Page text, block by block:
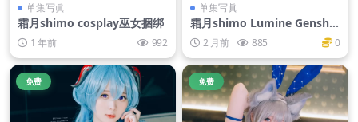
单集写眞
霜月shimo cosplay巫女捆绑
1 年前 992
单集写眞
霜月shimo Lumine Genshin
[18P-61M]
2 月前 885 0
免费 免费